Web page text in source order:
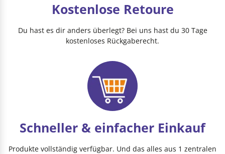
Kostenlose Retoure
Du hast es dir anders überlegt? Bei uns hast du 30 Tage
kostenloses Rückgaberecht.
Schneller & einfacher Einkauf
Produkte vollständig verfügbar. Und das alles aus 1 zentralen